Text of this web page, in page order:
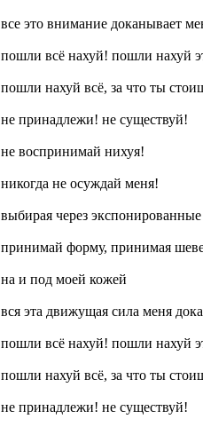
все это внимание доканывает
пошли всё нахуй! пошли нахуй
пошли нахуй всё, за что ты
не принадлежи! не существуй!
не воспринимай нихуя!
никогда не осуждай меня!
выбирая через экспонированные
принимай форму, принимая
на и под моей кожей
вся эта движущая сила меня
пошли всё нахуй! пошли нахуй
пошли нахуй всё, за что ты
не принадлежи! не существуй!